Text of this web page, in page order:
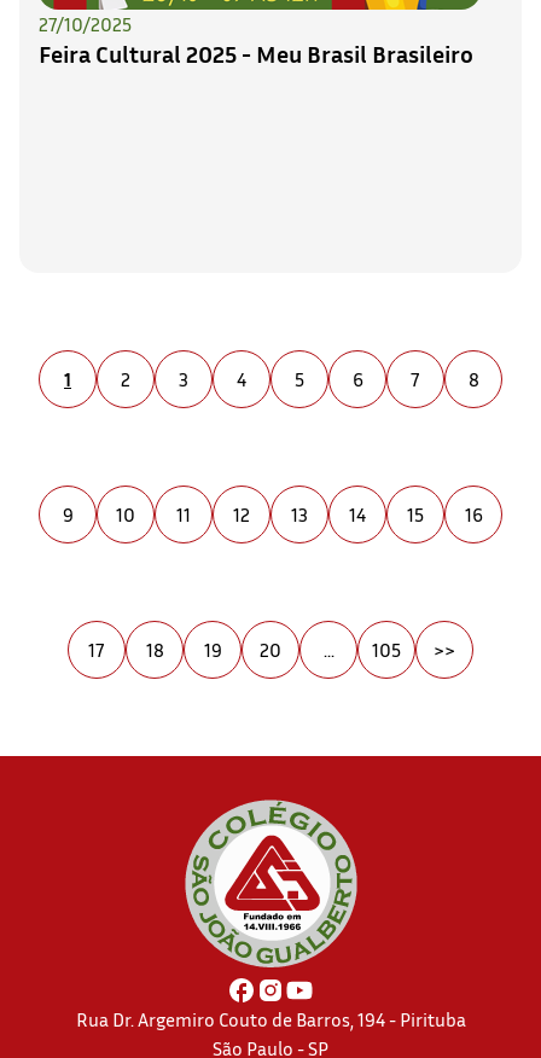
27/10/2025
Feira Cultural 2025 - Meu Brasil Brasileiro
1 2 3 4 5 6 7 8
9 10 11 12 13 14 15 16
17 18 19 20 ... 105 >>
Rua Dr. Argemiro Couto de Barros, 194 - Pirituba
São Paulo - SP